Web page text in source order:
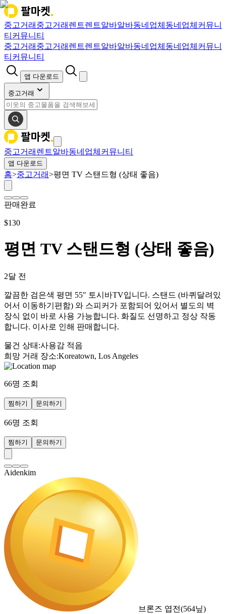
중고거래 중고거래 렌트렌트알바알바동네업체 동네업체 커뮤니
티 커뮤니티
중고거래 중고거래 렌트렌트알바알바동네업체 동네업체 커뮤니
티 커뮤니티
앱 다운로드
중고거래
중고거래 렌트알바동네업체 커뮤니티
앱 다운로드
홈>중고거래>평면 TV 스탠드형 (상태 좋음)
판매완료
$130
평면 TV 스탠드형 (상태 좋음)
2달 전
깔끔한 검은색 평면 55" 토시바TV입니다. 스탠드 (바퀴달려있
어서 이동하기편함) 와 스피커가 포함되어 있어서 별도의 벽
장식 없이 바로 사용 가능합니다. 화질도 선명하고 정상 작동
합니다. 이사로 인해 판매합니다.
물건 상태 :사용감 적음
희망 거래 장소:Koreatown, Los Angeles
66명 조회
찜하기 문의하기
66명 조회
찜하기 문의하기
Aidenkim
브론즈 엽전(564닢)